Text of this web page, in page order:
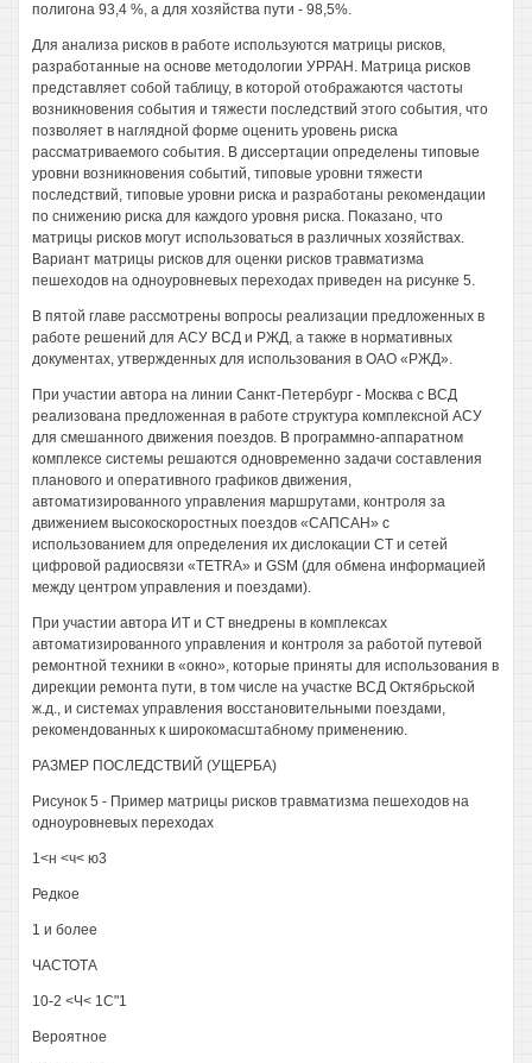
полигона 93,4 %, а для хозяйства пути - 98,5%.
Для анализа рисков в работе используются матрицы рисков,
разработанные на основе методологии УРРАН. Матрица рисков
представляет собой таблицу, в которой отображаются частоты
возникновения события и тяжести последствий этого события, что
позволяет в наглядной форме оценить уровень риска
рассматриваемого события. В диссертации определены типовые
уровни возникновения событий, типовые уровни тяжести
последствий, типовые уровни риска и разработаны рекомендации
по снижению риска для каждого уровня риска. Показано, что
матрицы рисков могут использоваться в различных хозяйствах.
Вариант матрицы рисков для оценки рисков травматизма
пешеходов на одноуровневых переходах приведен на рисунке 5.
В пятой главе рассмотрены вопросы реализации предложенных в
работе решений для АСУ ВСД и РЖД, а также в нормативных
документах, утвержденных для использования в ОАО «РЖД».
При участии автора на линии Санкт-Петербург - Москва с ВСД
реализована предложенная в работе структура комплексной АСУ
для смешанного движения поездов. В программно-аппаратном
комплексе системы решаются одновременно задачи составления
планового и оперативного графиков движения,
автоматизированного управления маршрутами, контроля за
движением высокоскоростных поездов «САПСАН» с
использованием для определения их дислокации СТ и сетей
цифровой радиосвязи «TETRA» и GSM (для обмена информацией
между центром управления и поездами).
При участии автора ИТ и СТ внедрены в комплексах
автоматизированного управления и контроля за работой путевой
ремонтной техники в «окно», которые приняты для использования в
дирекции ремонта пути, в том числе на участке ВСД Октябрьской
ж.д., и системах управления восстановительными поездами,
рекомендованных к широкомасштабному применению.
РАЗМЕР ПОСЛЕДСТВИЙ (УЩЕРБА)
Рисунок 5 - Пример матрицы рисков травматизма пешеходов на
одноуровневых переходах
1<н <ч< ю3
Редкое
1 и более
ЧАСТОТА
10-2 <Ч< 1С"1
Вероятное